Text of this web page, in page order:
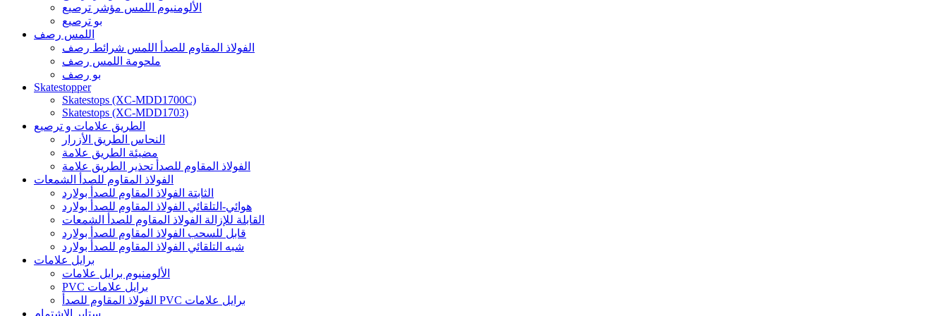
الألومنيوم اللمس مؤشر ترصيع
بو ترصيع
اللمس رصف
الفولاذ المقاوم للصدأ اللمس شرائط رصف
ملحومة اللمس رصف
بو رصف
Skatestopper
Skatestops (XC-MDD1700C)
Skatestops (XC-MDD1703)
الطريق علامات و ترصيع
النحاس الطريق الأزرار
مضيئة الطريق علامة
الفولاذ المقاوم للصدأ تحذير الطريق علامة
الفولاذ المقاوم للصدأ الشمعات
الثابتة الفولاذ المقاوم للصدأ بولارد
هوائي-التلقائي الفولاذ المقاوم للصدأ بولارد
القابلة للإزالة الفولاذ المقاوم للصدأ الشمعات
قابل للسحب الفولاذ المقاوم للصدأ بولارد
شبه التلقائي الفولاذ المقاوم للصدأ بولارد
برايل علامات
الألومنيوم برايل علامات
PVC برايل علامات
الفولاذ المقاوم للصدأ PVC برايل علامات
ستاير الإشتمام